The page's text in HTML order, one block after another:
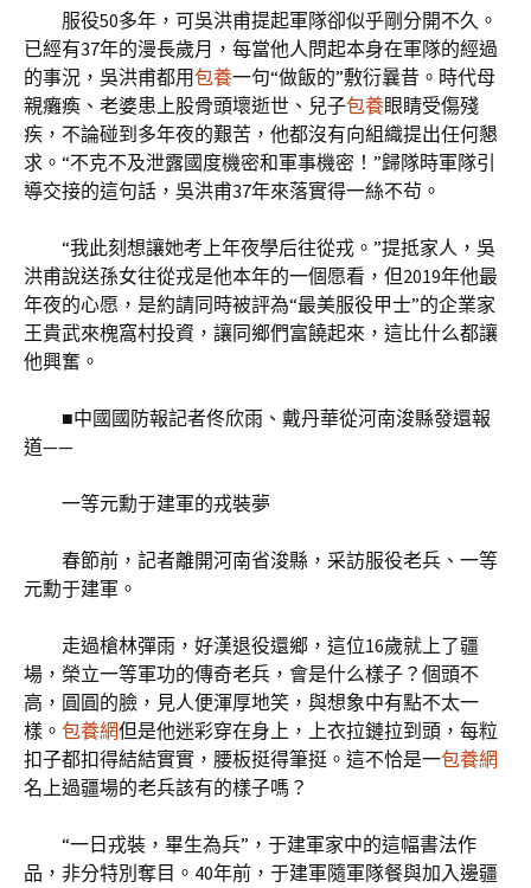
服役50多年，可吳洪甫提起軍隊卻似乎剛分開不久。
已經有37年的漫長歲月，每當他人問起本身在軍隊的經過
的事況，吳洪甫都用包養一句“做飯的”敷衍曩昔。時代母
親癱瘓、老婆患上股骨頭壞逝世、兒子包養眼睛受傷殘
疾，不論碰到多年夜的艱苦，他都沒有向組織提出任何懇
求。“不克不及泄露國度機密和軍事機密！”歸隊時軍隊引
導交接的這句話，吳洪甫37年來落實得一絲不茍。
“我此刻想讓她考上年夜學后往從戎。”提抵家人，吳
洪甫說送孫女往從戎是他本年的一個愿看，但2019年他最
年夜的心愿，是約請同時被評為“最美服役甲士”的企業家
王貴武來槐窩村投資，讓同鄉們富饒起來，這比什么都讓
他興奮。
■中國國防報記者佟欣雨、戴丹華從河南浚縣發還報
道——
一等元勳于建軍的戎裝夢
春節前，記者離開河南省浚縣，采訪服役老兵、一等
元勳于建軍。
走過槍林彈雨，好漢退役還鄉，這位16歲就上了疆
場，榮立一等軍功的傳奇老兵，會是什么樣子？個頭不
高，圓圓的臉，見人便渾厚地笑，與想象中有點不太一
樣。 包養網但是他迷彩穿在身上，上衣拉鏈拉到頭，每粒
扣子都扣得結結實實，腰板挺得筆挺。這不恰是一包養網
名上過疆場的老兵該有的樣子嗎？
“一日戎裝，畢生為兵”，于建軍家中的這幅書法作
品，非分特別奪目。40年前，于建軍隨軍隊餐與加入邊疆